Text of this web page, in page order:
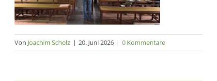
Von Joachim Scholz | 20. Juni 2026 | 0 Kommentare